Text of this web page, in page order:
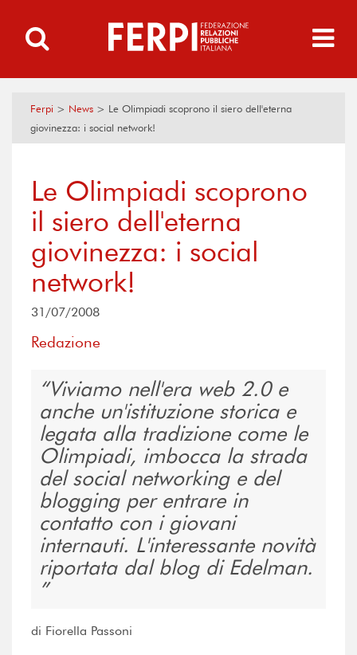
Ferpi > News > Le Olimpiadi scoprono il siero dell'eterna
giovinezza: i social network!
Le Olimpiadi scoprono
il siero dell'eterna
giovinezza: i social
network!
31/07/2008
Redazione
Viviamo nell'era web 2.0 e
anche un'istituzione storica e
legata alla tradizione come le
Olimpiadi, imbocca la strada
del social networking e del
blogging per entrare in
contatto con i giovani
internauti. L'interessante novità
riportata dal blog di Edelman.
di Fiorella Passoni